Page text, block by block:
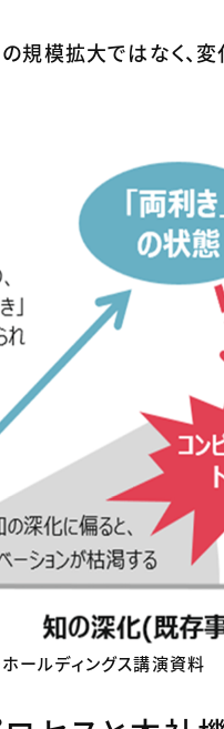
規模拡大ではなく、
ールディングス講演資料